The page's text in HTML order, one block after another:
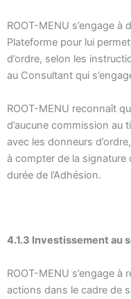
ROOT-MENU s’engage
Plateforme pour lui
d’ordre, selon les
au Consultant qui
ROOT-MENU reconnaît
d’aucune commission au
avec les donneurs
à compter de la
durée de l’Adhésion.
4.1.3 Investissement au
ROOT-MENU s’engage à
actions dans le cadre de